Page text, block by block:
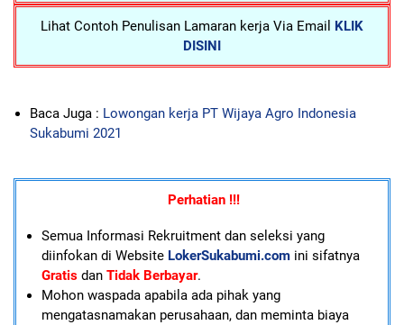
Lihat Contoh Penulisan Lamaran kerja Via Email KLIK
DISINI
Baca Juga : Lowongan kerja PT Wijaya Agro Indonesia
Sukabumi 2021
Perhatian !!!
Semua Informasi Rekruitment dan seleksi yang
diinfokan di Website LokerSukabumi.comini sifatnya
Gratisdan Tidak Berbayar.
Mohon waspada apabila ada pihak yang
mengatasnamakan perusahaan, dan meminta biaya